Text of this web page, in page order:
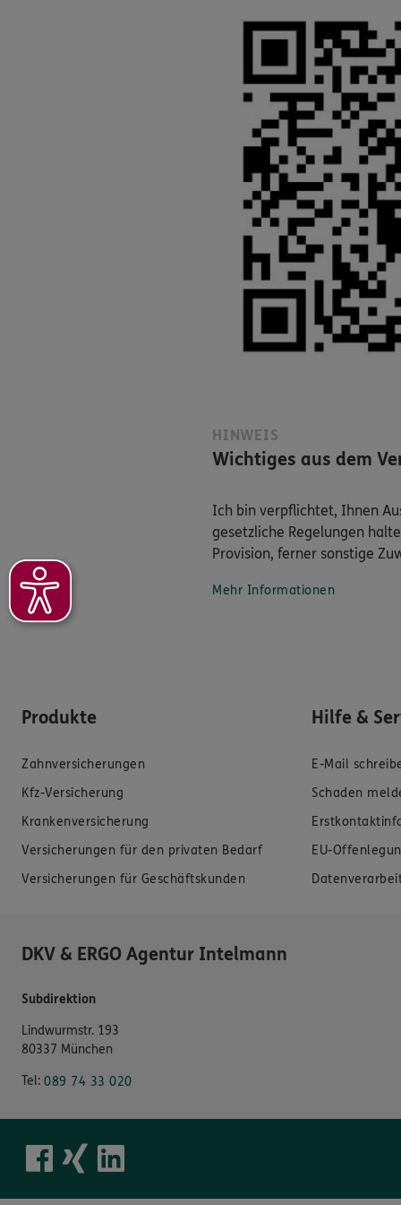
HINWEIS
Wichtiges aus dem
Ich bin verpflichtet, Ihnen
gesetzliche Regelungen
Provision, ferner sonstige
Mehr Informationen
Produkte
Zahnversicherungen
Kfz-Versicherung
Krankenversicherung
Versicherungen für den privaten Bedarf
Versicherungen für Geschäftskunden
Hilfe &
E-Mail
Schaden
EU-
DKV & ERGO Agentur Intelmann
Subdirektion
Lindwurmstr. 193
80337 München
Tel: 089 74 33 020